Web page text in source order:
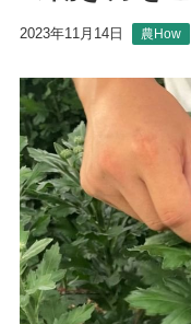
2023年11月14日 農How